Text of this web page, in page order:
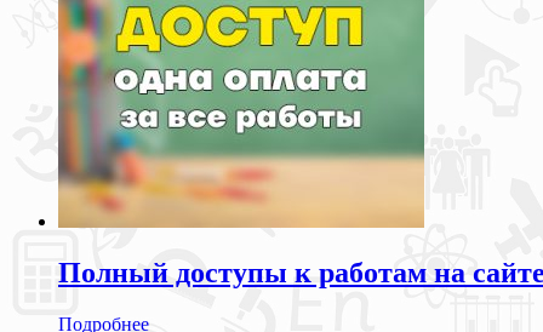
Полный доступы к работам на
Подробнее